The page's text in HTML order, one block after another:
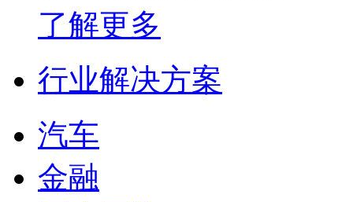
了解更多
行业解决方案
汽车
金融